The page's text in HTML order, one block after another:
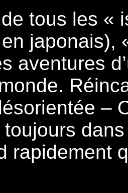
de tous les «
japonais),
aventures
–
rapidement